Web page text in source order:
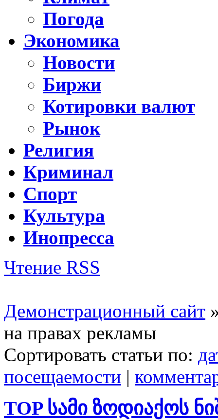
Погода
Экономика
Новости
Биржи
Котировки валют
Рынок
Религия
Криминал
Спорт
Культура
Инопресса
Чтение RSS
Демонстрационный сайт
на правах рекламы
Сортировать статьи по:
посещаемости |
TOP სამი ზოდიაქოს